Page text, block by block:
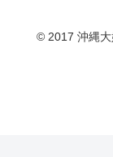
© 2017 沖縄大